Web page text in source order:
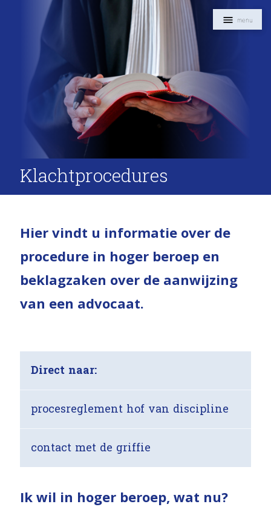
Klachtprocedures
Intro
Hier vindt u informatie over de
procedure in hoger beroep en
beklagzaken over de aanwijzing
van een advocaat.
Ik
wil
hoger
beroep,
wat
nu?
Direct naar:
procesreglement hof van discipline
contact met de griffie
Ik wil in hoger beroep, wat nu?